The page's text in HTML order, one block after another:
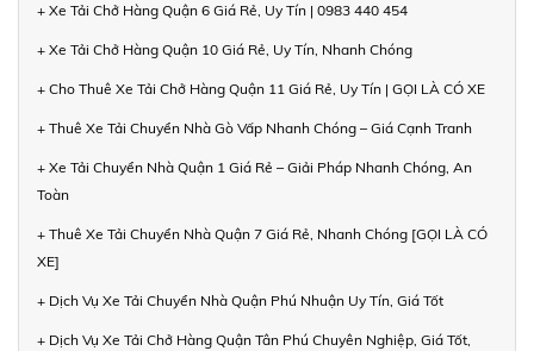
+ Xe Tải Chở Hàng Quận 6 Giá Rẻ, Uy Tín | 0983 440 454
+ Xe Tải Chở Hàng Quận 10 Giá Rẻ, Uy Tín, Nhanh Chóng
+ Cho Thuê Xe Tải Chở Hàng Quận 11 Giá Rẻ, Uy Tín | GỌI LÀ CÓ XE
+ Thuê Xe Tải Chuyển Nhà Gò Vấp Nhanh Chóng – Giá Cạnh Tranh
+ Xe Tải Chuyển Nhà Quận 1 Giá Rẻ – Giải Pháp Nhanh Chóng, An
Toàn
+ Thuê Xe Tải Chuyển Nhà Quận 7 Giá Rẻ, Nhanh Chóng [GỌI LÀ CÓ
XE]
+ Dịch Vụ Xe Tải Chuyển Nhà Quận Phú Nhuận Uy Tín, Giá Tốt
+ Dịch Vụ Xe Tải Chở Hàng Quận Tân Phú Chuyên Nghiệp, Giá Tốt,